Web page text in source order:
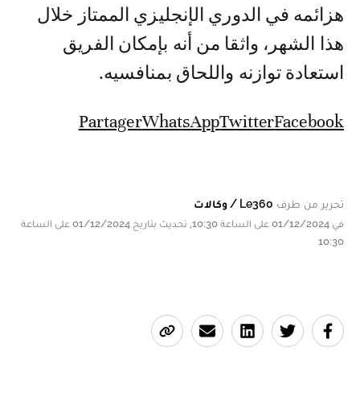
هزائمه في الدوري الإنجليزي الممتاز خلال
هذا الشهر، واثقا من أنه بإمكان الفريق
استعادة توازنه واللحاق بمنافسيه.
PartagerWhatsAppTwitterFacebook
تحرير من طرف Le360 / وكالات
في 01/12/2024 على الساعة 10:30, تحديث بتاريخ 01/12/2024 على الساعة
10:30